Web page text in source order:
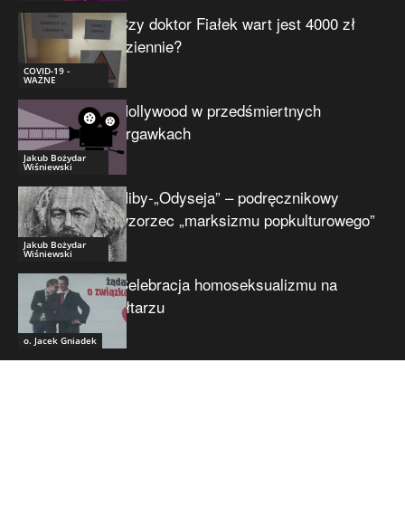
COVID-19 -
WAŻNE
Czy doktor Fiałek wart jest 4000 zł
dziennie?
Jakub Bożydar
Wiśniewski
Hollywood w przedśmiertnych
drgawkach
Jakub Bożydar
Wiśniewski
Niby-„Odyseja” – podręcznikowy
wzorzec „marksizmu popkulturowego”
o. Jacek Gniadek
Celebracja homoseksualizmu na
ołtarzu